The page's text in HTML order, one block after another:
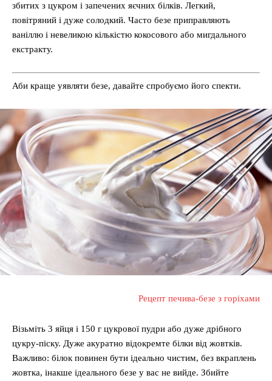
збитих з цукром і запечених яєчних білків. Легкий,
повітряний і дуже солодкий. Часто безе приправляють
ваніллю і невеликою кількістю кокосового або мигдального
екстракту.
Аби краще уявляти безе, давайте спробуємо його спекти.
Рецепт печива-безе з горіхами
Візьміть 3 яйця і 150 г цукрової пудри або дуже дрібного
цукру-піску. Дуже акуратно відокремте білки від жовтків.
Важливо: білок повинен бути ідеально чистим, без вкраплень
жовтка, інакше ідеального безе у вас не вийде. Збийте